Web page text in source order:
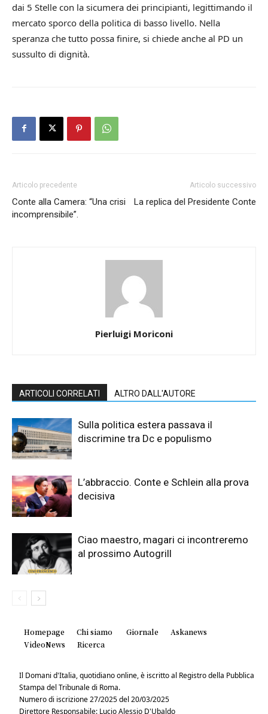
dai 5 Stelle con la sicumera dei principianti, legittimando il
mercato sporco della politica di basso livello. Nella
speranza che tutto possa finire, si chiede anche al PD un
sussulto di dignità.
Articolo precedente
Conte alla Camera: “Una crisi
incomprensibile”.
Articolo successivo
La replica del Presidente Conte
Pierluigi Moriconi
ARTICOLI CORRELATI ALTRO DALL'AUTORE
Sulla politica estera passava il
discrimine tra Dc e populismo
L’abbraccio. Conte e Schlein alla prova
decisiva
Ciao maestro, magari ci incontreremo
al prossimo Autogrill
Homepage Chi siamo Giornale
Askanews
VideoNews
Ricerca
Il Domani d'Italia, quotidiano online, è iscritto al Registro della Pubblica
Stampa del Tribunale di Roma.
Numero di iscrizione 27/2025 del 20/03/2025
Direttore Responsabile: Lucio Alessio D'Ubaldo